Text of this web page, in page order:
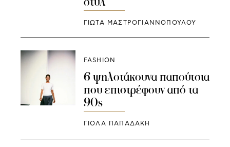
ΓΙΩΤΑ ΜΑΣΤΡΟΓΙΑΝΝΟΠΟΥΛΟΥ
FASHION
6 ψηλοτάκουνα παπούτσια
που επιστρέφουν από τα
90s
ΓΙΌΛΑ ΠΑΠΑΔΆΚΗ